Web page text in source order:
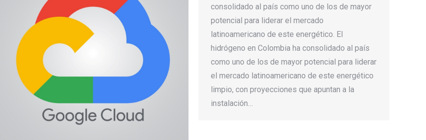
consolidado al país como uno de los de mayor
potencial para liderar el mercado
latinoamericano de este energético. El
hidrógeno en Colombia ha consolidado al país
como uno de los de mayor potencial para liderar
el mercado latinoamericano de este energético
limpio, con proyecciones que apuntan a la
instalación…